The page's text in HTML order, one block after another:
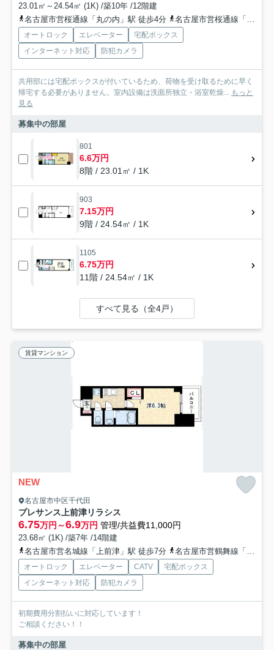
23.01㎡～24.54㎡ (1K) /築10年 /12階建
名古屋市営桜通線「丸の内」駅 徒歩4分
名古屋市営桜通線「国際センター」駅 徒歩12分
オートロック エレベーター
宅配ボックス
インターネット対応
防犯カメラ
共用部には宅配ボックスが付いているため、荷物を受け取るために早く
帰宅する必要がありません。室内設備は洗面所独立・浴室乾燥... もっと
見る
募集中の部屋
801
6.6万円
8階 / 23.01㎡ / 1K
903
7.15万円
9階 / 24.54㎡ / 1K
1105
6.75万円
11階 / 24.54㎡ / 1K
すべて見る（全4戸）
賃貸マンション
NEW
名古屋市中区千代田
プレサンス上前津リラシス
6.75万円～6.9万円 管理/共益費11,000円
23.68㎡ (1K) /築7年 /14階建
名古屋市営名城線「上前津」駅 徒歩7分
名古屋市営鶴舞線「鶴舞」駅 徒歩10分
オートロック エレベーター CATV
宅配ボックス
インターネット対応
防犯カメラ
初期費用分割払いに対応しています！
ご相談ください！！
募集中の部屋